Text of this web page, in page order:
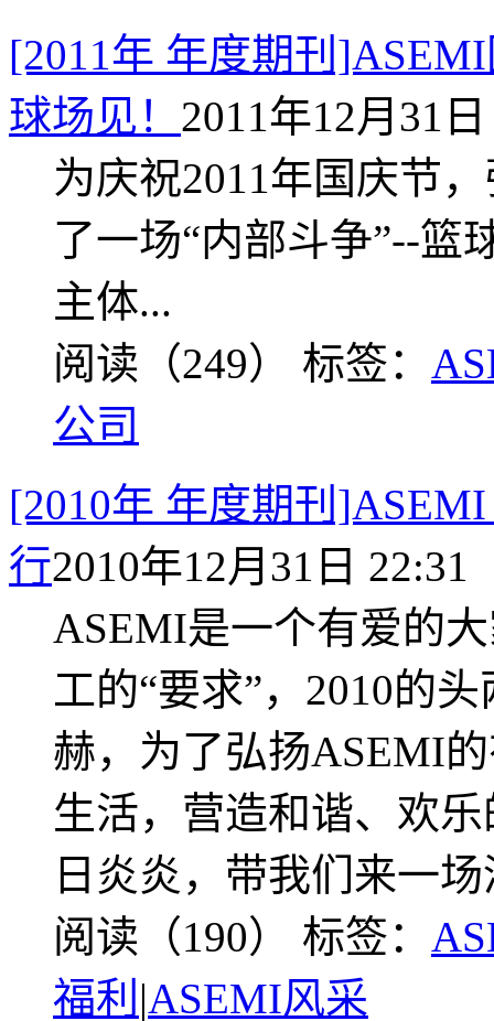
[2011年 年度期刊
球场见！ 2011年12月31
为庆祝2011年国庆节
了一场“内部斗争”--篮
主体...
阅读（249） 标签：
公司
[2010年 年度期刊
行2010年12月31日 22:31
ASEMI是一个有爱的
工的“要求”，2010的
赫，为了弘扬ASEMI
生活，营造和谐、欢
日炎炎，带我们来一
阅读（190） 标签：
福利 |ASEMI风采